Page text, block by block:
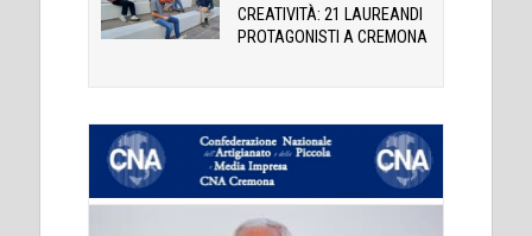
CREATIVITÀ: 21 LAUREANDI
PROTAGONISTI A CREMONA